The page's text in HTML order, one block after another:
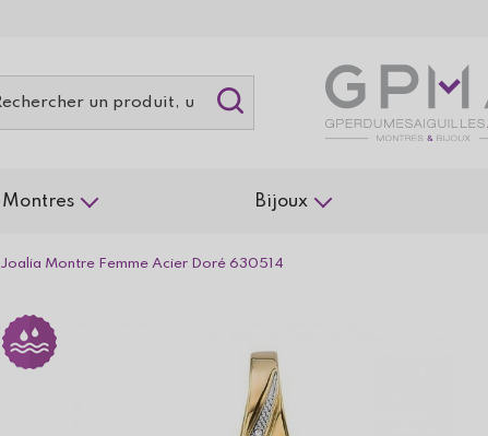
Montres Bijoux
Joalia Montre Femme Acier Doré 630514